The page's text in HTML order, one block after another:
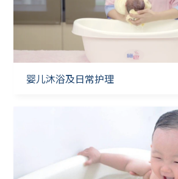
婴儿沐浴及日常护理